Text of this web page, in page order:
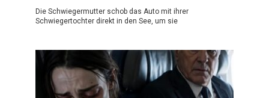
Die Schwiegermutter schob das Auto mit ihrer
Schwiegertochter direkt in den See, um sie